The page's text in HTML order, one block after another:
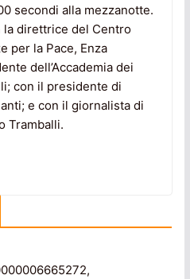
secondi alla mezzanotte.
la direttrice del Centro
per la Pace, Enza
dell’Accademia dei
con il presidente di
e con il giornalista di
Tramballi.